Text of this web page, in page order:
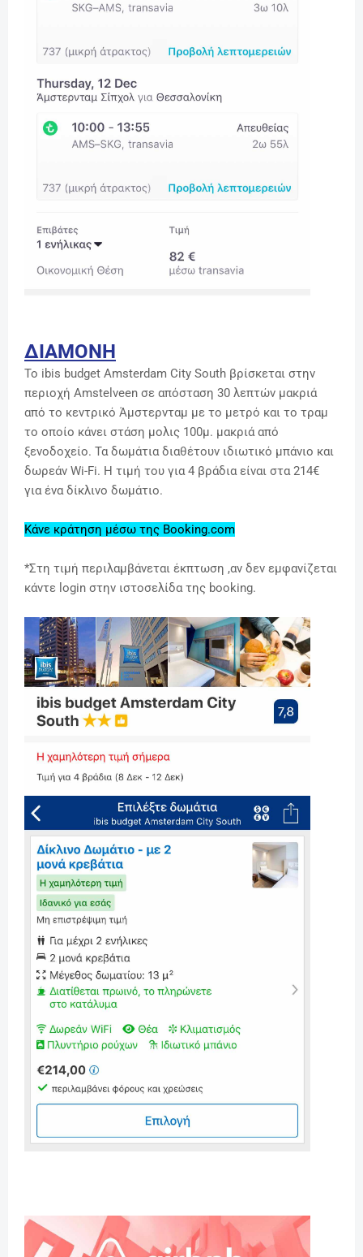
ΔΙΑΜΟΝΗ
Το ibis budget Amsterdam City South βρίσκεται στην
περιοχή Amstelveen σε απόσταση 30 λεπτών μακριά
από το κεντρικό Άμστερνταμ με το μετρό και το τραμ
το οποίο κάνει στάση μολις 100μ. μακριά από
ξενοδοχείο. Τα δωμάτια διαθέτουν ιδιωτικό μπάνιο και
δωρεάν Wi-Fi. Η τιμή του για 4 βράδια είναι στα 214€
για ένα δίκλινο δωμάτιο.
Κάνε κράτηση μέσω της Booking.com
*Στη τιμή περιλαμβάνεται έκπτωση ,αν δεν εμφανίζεται
κάντε login στην ιστοσελίδα της booking.